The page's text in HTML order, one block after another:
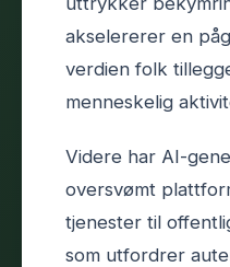
akselererer en
verdien folk
menneskelig
Videre har AI-
oversvømt
tjenester til
som utfordrer